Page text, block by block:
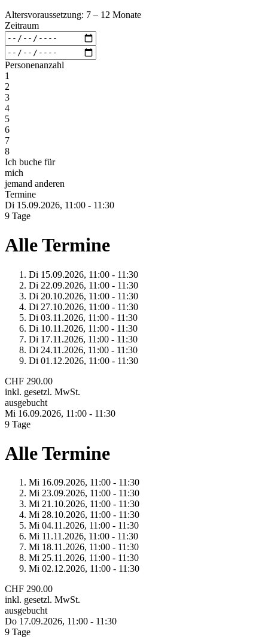
Altersvoraussetzung: 7 – 12 Monate
Zeitraum
Personenanzahl
1
2
3
4
5
6
7
8
Ich buche für
mich
jemand anderen
Termine
Di 15.09.2026, 11:00 - 11:30
9 Tage
Alle Termine
Di 15.09.2026, 11:00 - 11:30
Di 22.09.2026, 11:00 - 11:30
Di 20.10.2026, 11:00 - 11:30
Di 27.10.2026, 11:00 - 11:30
Di 03.11.2026, 11:00 - 11:30
Di 10.11.2026, 11:00 - 11:30
Di 17.11.2026, 11:00 - 11:30
Di 24.11.2026, 11:00 - 11:30
Di 01.12.2026, 11:00 - 11:30
CHF 290.00
inkl. gesetzl. MwSt.
ausgebucht
Mi 16.09.2026, 11:00 - 11:30
9 Tage
Alle Termine
Mi 16.09.2026, 11:00 - 11:30
Mi 23.09.2026, 11:00 - 11:30
Mi 21.10.2026, 11:00 - 11:30
Mi 28.10.2026, 11:00 - 11:30
Mi 04.11.2026, 11:00 - 11:30
Mi 11.11.2026, 11:00 - 11:30
Mi 18.11.2026, 11:00 - 11:30
Mi 25.11.2026, 11:00 - 11:30
Mi 02.12.2026, 11:00 - 11:30
CHF 290.00
inkl. gesetzl. MwSt.
ausgebucht
Do 17.09.2026, 11:00 - 11:30
9 Tage